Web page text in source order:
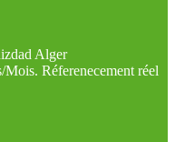
Alger
Réferenecement réel